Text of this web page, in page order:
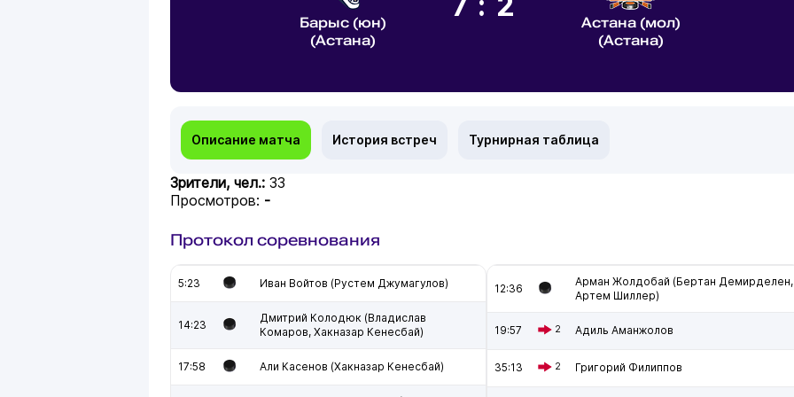
Барыс (юн)
(Астана)
Астана (мол)
(Астана)
Описание матча История встреч Турнирная таблица
Зрители, чел.: 33
Просмотров: -
Протокол соревнования
5:23 Иван Войтов (Рустем Джумагулов)
14:23
Дмитрий Колодюк (Владислав
Комаров, Хакназар Кенесбай)
17:58 Али Касенов (Хакназар Кенесбай)
12:36
Арман Жолдобай (Бертан Демирделен,
Артем Шиллер)
19:57 2 Адиль Аманжолов
35:13 2 Григорий Филиппов